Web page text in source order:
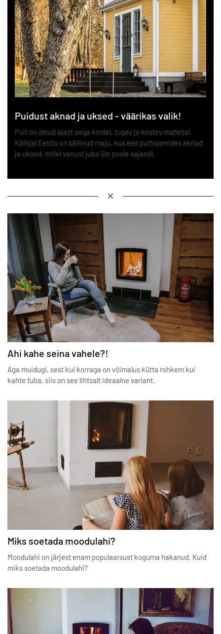
Puidust aknad ja uksed - väärikas valik!
Puit on olnud ajast aega kindel, tugev ja kestev materjal.
Kõikjal Eestis on säilinud maju, kus ees puitraamides aknad
ja uksed, millel vanust juba üle poole sajandi.
Ahi kahe seina vahele?!
Aga muidugi, sest kui korraga on võimalus kütta rohkem kui
kahte tuba, siis on see lihtsalt ideaalne variant.
Miks soetada moodulahi?
Moodulahi on järjest enam populaarsust koguma hakanud. Kuid
miks soetada moodulahi?